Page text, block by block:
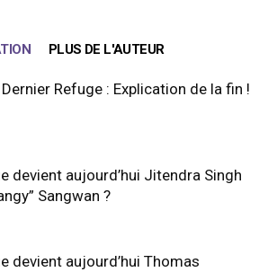
PLUS DE L'AUTEUR
Dernier Refuge : Explication de la fin !
devient aujourd’hui Jitendra Singh
Sangwan ?
devient aujourd’hui Thomas